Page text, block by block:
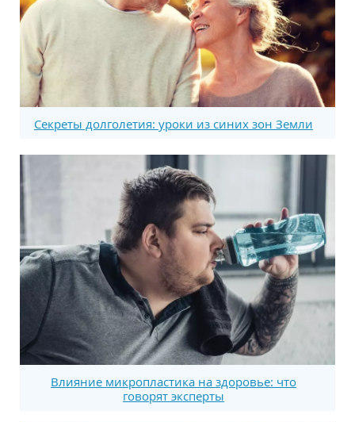
Секреты долголетия: уроки из синих зон Земли
Влияние микропластика на здоровье: что
говорят эксперты